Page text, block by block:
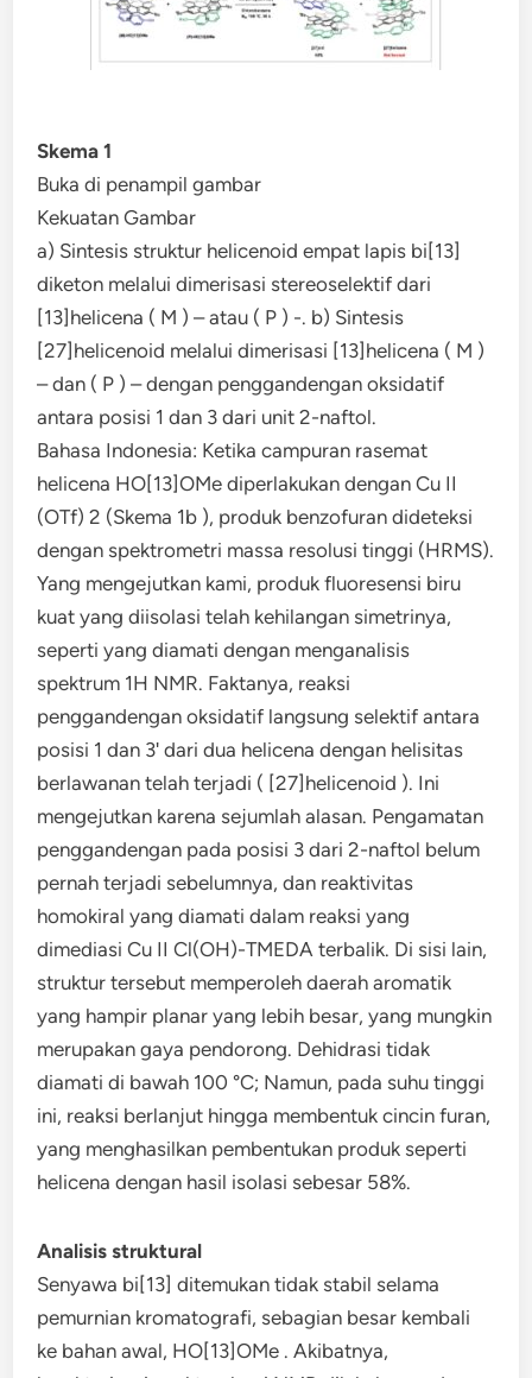
Skema 1
Buka di penampil gambar
Kekuatan Gambar
a) Sintesis struktur helicenoid empat lapis bi[13]
diketon melalui dimerisasi stereoselektif dari
[13]helicena ( M ) – atau ( P ) -. b) Sintesis
[27]helicenoid melalui dimerisasi [13]helicena ( M )
– dan ( P ) – dengan penggandengan oksidatif
antara posisi 1 dan 3 dari unit 2-naftol.
Bahasa Indonesia: Ketika campuran rasemat
helicena HO[13]OMe diperlakukan dengan Cu II
(OTf) 2 (Skema 1b ), produk benzofuran dideteksi
dengan spektrometri massa resolusi tinggi (HRMS).
Yang mengejutkan kami, produk fluoresensi biru
kuat yang diisolasi telah kehilangan simetrinya,
seperti yang diamati dengan menganalisis
spektrum 1H NMR. Faktanya, reaksi
penggandengan oksidatif langsung selektif antara
posisi 1 dan 3ʹ dari dua helicena dengan helisitas
berlawanan telah terjadi ( [27]helicenoid ). Ini
mengejutkan karena sejumlah alasan. Pengamatan
penggandengan pada posisi 3 dari 2-naftol belum
pernah terjadi sebelumnya, dan reaktivitas
homokiral yang diamati dalam reaksi yang
dimediasi Cu II Cl(OH)-TMEDA terbalik. Di sisi lain,
struktur tersebut memperoleh daerah aromatik
yang hampir planar yang lebih besar, yang mungkin
merupakan gaya pendorong. Dehidrasi tidak
diamati di bawah 100 °C; Namun, pada suhu tinggi
ini, reaksi berlanjut hingga membentuk cincin furan,
yang menghasilkan pembentukan produk seperti
helicena dengan hasil isolasi sebesar 58%.
Analisis struktural
Senyawa bi[13] ditemukan tidak stabil selama
pemurnian kromatografi, sebagian besar kembali
ke bahan awal, HO[13]OMe . Akibatnya,